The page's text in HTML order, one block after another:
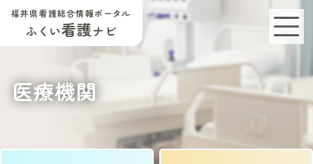
福井県看護総合情報ポータル
ふくい看護ナビ
医療機関